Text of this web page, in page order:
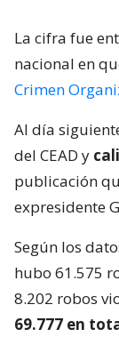
La cifra fue
nacional en
Crimen
Al día
del CEAD y
publicación
expresidente
Según los
hubo 61.575
8.202 robos
69.777 en